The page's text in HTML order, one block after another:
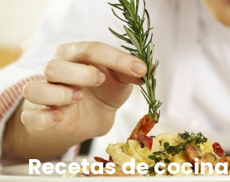
Recetas de cocina